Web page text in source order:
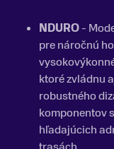
NDURO-
pre náročnú
ktoré zvládnu
robustného
komponentov
hľadajúcich